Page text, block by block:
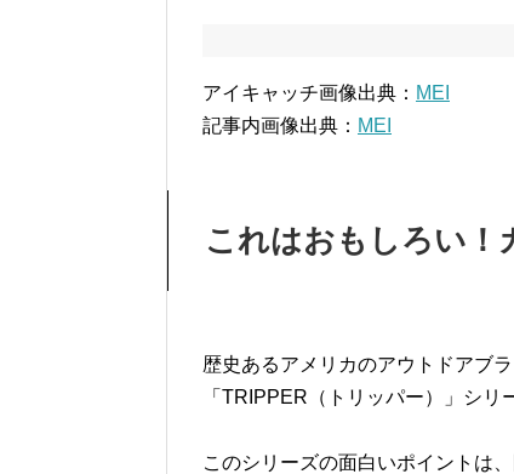
アイキャッチ画像出典： MEI
記事内画像出典： MEI
これはおもしろい！
歴史あるアメリカのアウトドアブ
「TRIPPER（トリッパー）」シリ
このシリーズの面白いポイントは